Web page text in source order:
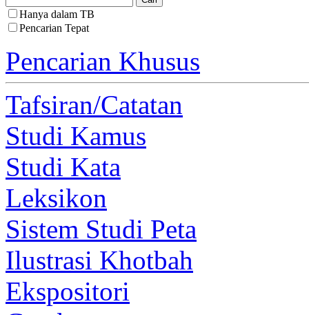
Hanya dalam TB
Pencarian Tepat
Pencarian Khusus
Tafsiran/Catatan
Studi Kamus
Studi Kata
Leksikon
Sistem Studi Peta
Ilustrasi Khotbah
Ekspositori